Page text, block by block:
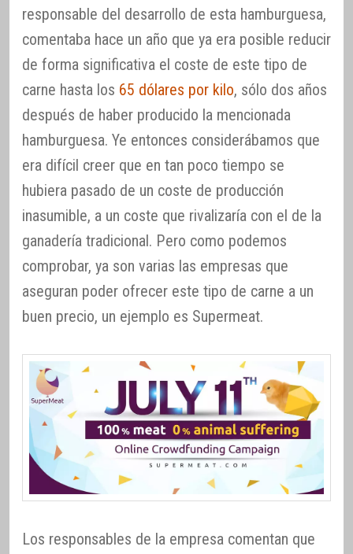
responsable del desarrollo de esta hamburguesa,
comentaba hace un año que ya era posible reducir
de forma significativa el coste de este tipo de
carne hasta los 65 dólares por kilo, sólo dos años
después de haber producido la mencionada
hamburguesa. Ye entonces considerábamos que
era difícil creer que en tan poco tiempo se
hubiera pasado de un coste de producción
inasumible, a un coste que rivalizaría con el de la
ganadería tradicional. Pero como podemos
comprobar, ya son varias las empresas que
aseguran poder ofrecer este tipo de carne a un
buen precio, un ejemplo es Supermeat.
Los responsables de la empresa comentan que